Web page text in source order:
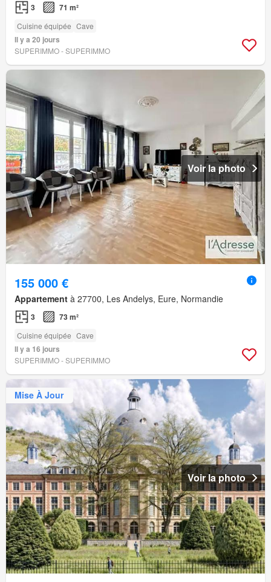
3 71 m²
Cuisine équipée Cave
Il y a 20 jours
SUPERIMMO - SUPERIMMO
Voir la photo
155 000 €
Appartement à 27700, Les Andelys, Eure, Normandie
3 73 m²
Cuisine équipée Cave
Il y a 16 jours
SUPERIMMO - SUPERIMMO
Mise À Jour
Voir la photo